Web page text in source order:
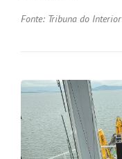
Fonte: Tribuna do Interior